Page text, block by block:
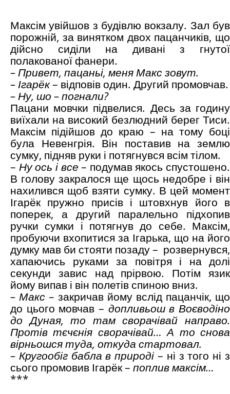
Максім увійшов з будівлю вокзалу. Зал був
порожній, за винятком двох пацанчиків, що
дійсно сиділи на дивані з гнутої
полакованої фанери.
– Привет, пацаньі, меня Макс зовут.
– Ігарёк– відповів один. Другий промовчав.
– Ну, шо – погнали?
Пацани мовчки підвелися. Десь за годину
виїхали на високий безлюдний берег Тиси.
Максім підійшов до краю – на тому боці
була Невенгрія. Він поставив на землю
сумку, підняв руки і потягнувся всім тілом.
– Ну ось і все – подумав якось спустошено.
В голову закралося ще щось недобре і він
нахилився щоб взяти сумку. В цей момент
Ігарёк пружно присів і штовхнув його в
поперек, а другий паралельно підхопив
ручки сумки і потягнув до себе. Максім,
пробуючи вхопитися за Ігарька, що на його
думку мав би стояти позаду – розвернувся,
хапаючись руками за повітря і на долі
секунди завис над прірвою. Потім язик
йому випав і він полетів спиною вниз.
– Макс – закричав йому вслід пацанчік, що
до цього мовчав – допливьош в Воєводіно
до Дуная, то там сворачівай направо.
Протів тєчєнія сворачівай… А то снова
вірньошся туда, откуда стартовал.
– Кругообіг бабла в природі – ні з того ні з
сього промовив Ігарёк – поплив максім…
***